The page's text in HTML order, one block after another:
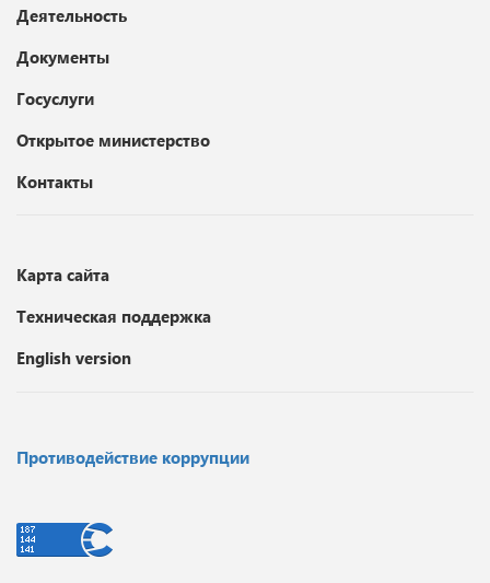
Деятельность
Документы
Госуслуги
Открытое министерство
Контакты
Карта сайта
Техническая поддержка
English version
Противодействие коррупции